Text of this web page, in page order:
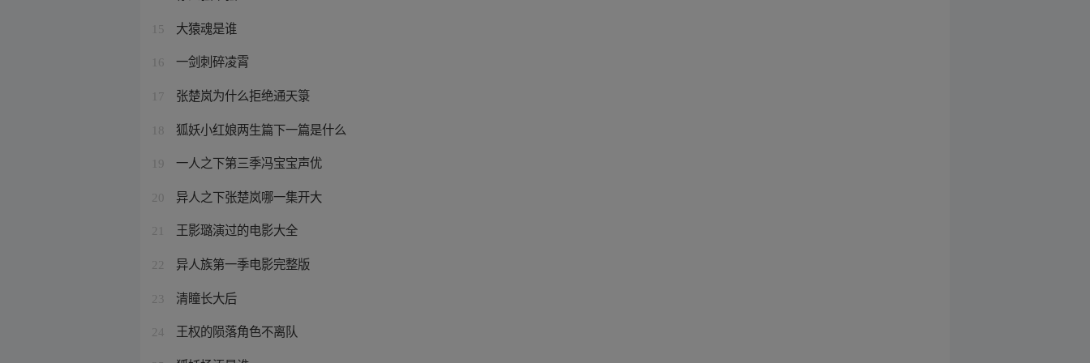
15 大猿魂是谁
16 一剑刺碎凌霄
17 张楚岚为什么拒绝通天箓
18 狐妖小红娘两生篇下一篇是什么
19 一人之下第三季冯宝宝声优
20 异人之下张楚岚哪一集开大
21 王影璐演过的电影大全
22 异人族第一季电影完整版
23 清瞳长大后
24 王权的陨落角色不离队